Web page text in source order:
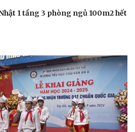
Nhà đẹp
Blog
Tình yêu - Gia đình
1 tầng 3 phòng ngủ 100m2 hết